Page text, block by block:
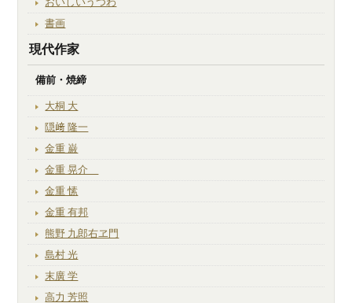
書画
現代作家
備前・焼締
大桐 大
隠﨑 隆一
金重 巌
金重 晃介
金重 愫
金重 有邦
熊野 九郎右ヱ門
島村 光
末廣 学
高力 芳照